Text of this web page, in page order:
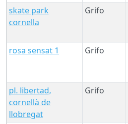
skate park
cornella
Grifo
rosa sensat 1 Grifo
pl. libertad,
cornellà de
llobregat
Grifo